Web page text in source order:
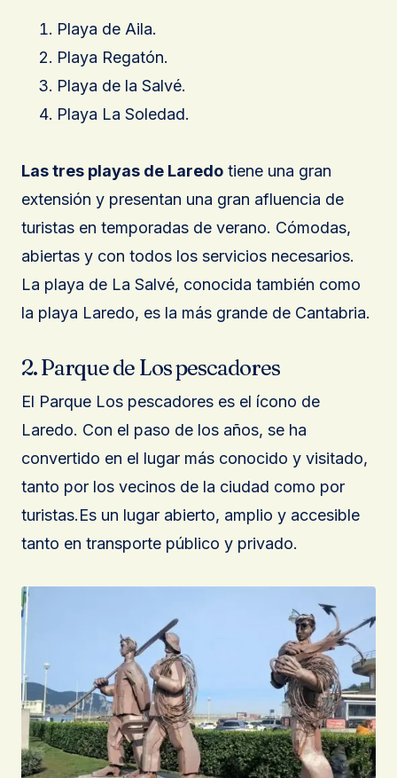
Playa de Aila.
Playa Regatón.
Playa de la Salvé.
Playa La Soledad.
Las tres playas de Laredo tiene una gran
extensión y presentan una gran afluencia de
turistas en temporadas de verano. Cómodas,
abiertas y con todos los servicios necesarios.
La playa de La Salvé, conocida también como
la playa Laredo, es la más grande de Cantabria.
2. Parque de Los pescadores
El Parque Los pescadores es el ícono de
Laredo. Con el paso de los años, se ha
convertido en el lugar más conocido y visitado,
tanto por los vecinos de la ciudad como por
turistas.Es un lugar abierto, amplio y accesible
tanto en transporte público y privado.